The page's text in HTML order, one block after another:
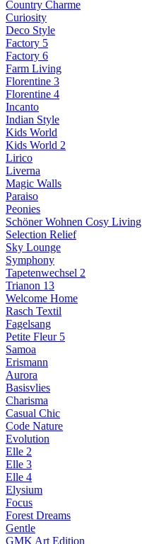
Country Charme
Curiosity
Deco Style
Factory 5
Factory 6
Farm Living
Florentine 3
Florentine 4
Incanto
Indian Style
Kids World
Kids World 2
Lirico
Liverna
Magic Walls
Paraiso
Peonies
Schöner Wohnen Cosy Living
Selection Relief
Sky Lounge
Symphony
Tapetenwechsel 2
Trianon 13
Welcome Home
Rasch Textil
Fagelsang
Petite Fleur 5
Samoa
Erismann
Aurora
Basisvlies
Charisma
Casual Chic
Code Nature
Evolution
Elle 2
Elle 3
Elle 4
Elysium
Focus
Forest Dreams
Gentle
GMK Art Edition